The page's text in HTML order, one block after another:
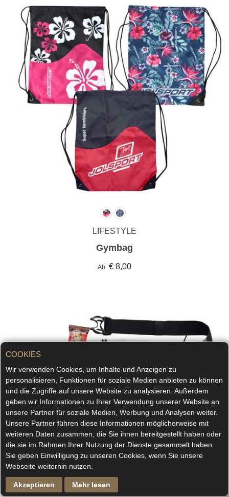
COOKIES
Wir verwenden Cookies, um Inhalte und Anzeigen zu
personalisieren, Funktionen für soziale Medien anbieten zu können
und die Zugriffe auf unsere Website zu analysieren. Außerdem
geben wir Informationen zu Ihrer Verwendung unserer Website an
unsere Partner für soziale Medien, Werbung und Analysen weiter.
Unsere Partner führen diese Informationen möglicherweise mit
weiteren Daten zusammen, die Sie ihnen bereitgestellt haben oder
die sie im Rahmen Ihrer Nutzung der Dienste gesammelt haben.
Sie geben Einwilligung zu unseren Cookies, wenn Sie unsere
Webseite weiterhin nutzen.
Akzeptieren Mehr lesen
LIFESTYLE
Gymbag
Ab € 8,00